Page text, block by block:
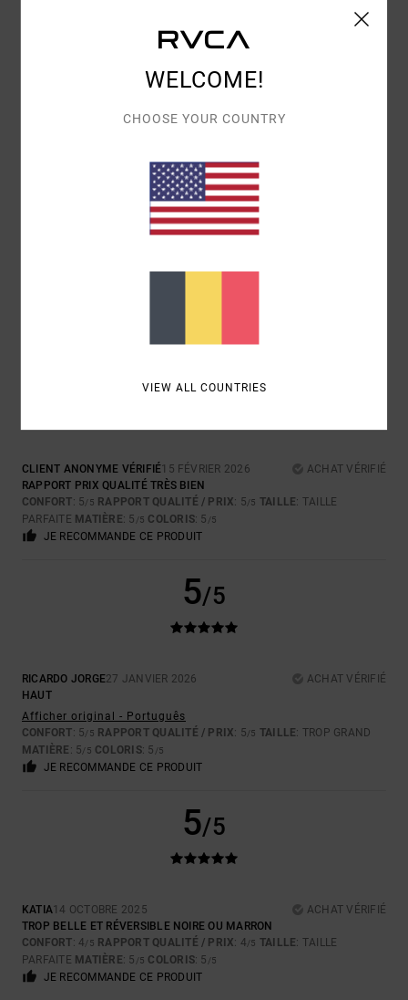
COLORIS
4.8
4/5
18 FÉVRIER 2026
Afficher original - Castellano
5/5
CLIENT ANONYME VÉRIFIÉ15 FÉVRIER 2026
ACHAT VÉRIFIÉ
RAPPORT PRIX QUALITÉ TRÈS BIEN
CONFORT: 5/5 RAPPORT QUALITÉ / PRIX: 5/5 TAILLE: TAILLE
PARFAITE MATIÈRE: 5 /5 COLORIS: 5 /5
JE RECOMMANDE CE PRODUIT
5/5
RICARDO JORGE27 JANVIER 2026
ACHAT VÉRIFIÉ
HAUT
Afficher original - Português
CONFORT: 5/5 RAPPORT QUALITÉ / PRIX: 5/5 TAILLE: TROP GRAND
MATIÈRE : 5/5 COLORIS: 5 /5
JE RECOMMANDE CE PRODUIT
5/5
KATIA14 OCTOBRE 2025
ACHAT VÉRIFIÉ
TROP BELLE ET RÉVERSIBLE NOIRE OU MARRON
CONFORT: 4/5 RAPPORT QUALITÉ / PRIX: 4/5 TAILLE: TAILLE
PARFAITE MATIÈRE: 5 /5 COLORIS: 5 /5
JE RECOMMANDE CE PRODUIT
WELCOME!
CHOOSE YOUR COUNTRY
VIEW ALL COUNTRIES